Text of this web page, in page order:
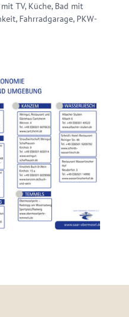
TV, Küche, Bad mit
Fahrradgarage, PKW-